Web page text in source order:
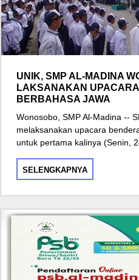
UNIK, SMP AL-MADINA
LAKSANAKAN
BERBAHASA JAWA
Wonosobo, SMP Al-Madina --
melaksanakan upacara
untuk pertama kalinya (Senin,
SELENGKAPNYA